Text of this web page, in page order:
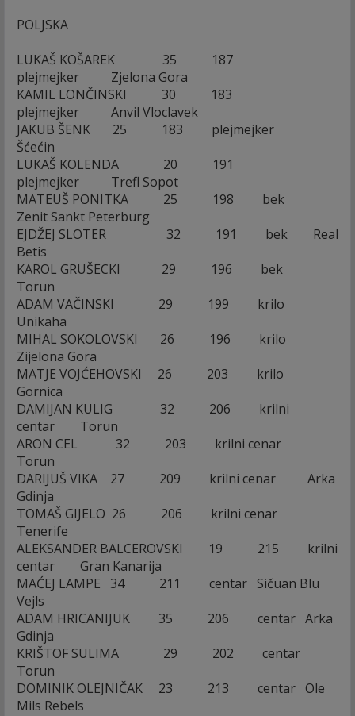
POLJSKA
LUKAŠ KOŠAREK 35 187
plejmejker Zjelona Gora
KAMIL LONČINSKI 30 183
plejmejker Anvil Vloclavek
JAKUB ŠENK 25 183 plejmejker
Šćećin
LUKAŠ KOLENDA 20 191
plejmejker Trefl Sopot
MATEUŠ PONITKA 25 198 bek
Zenit Sankt Peterburg
EJDŽEJ SLOTER 32 191 bek Real
Betis
KAROL GRUŠECKI 29 196 bek
Torun
ADAM VAČINSKI 29 199 krilo
Unikaha
MIHAL SOKOLOVSKI 26 196 krilo
Zijelona Gora
MATJE VOJĆEHOVSKI 26 203 krilo
Gornica
DAMIJAN KULIG 32 206 krilni
centar Torun
ARON CEL 32 203 krilni cenar
Torun
DARIJUŠ VIKA 27 209 krilni cenar Arka
Gdinja
TOMAŠ GIJELO 26 206 krilni cenar
Tenerife
ALEKSANDER BALCEROVSKI 19 215 krilni
centar Gran Kanarija
MAĆEJ LAMPE 34 211 centar Sičuan Blu
Vejls
ADAM HRICANIJUK 35 206 centar Arka
Gdinja
KRIŠTOF SULIMA 29 202 centar
Torun
DOMINIK OLEJNIČAK 23 213 centar Ole
Mils Rebels